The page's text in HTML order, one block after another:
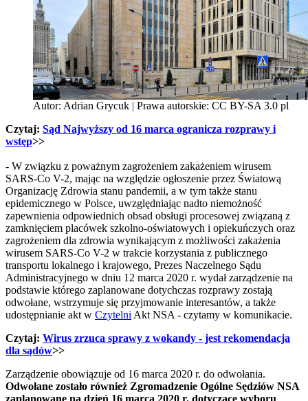
Autor: Adrian Grycuk | Prawa autorskie: CC BY-SA 3.0 pl
Czytaj: Sąd Najwyższy od 16 marca ogranicza rozprawy i
wstęp>>
- W związku z poważnym zagrożeniem zakażeniem wirusem
SARS-Co V-2, mając na względzie ogłoszenie przez Światową
Organizację Zdrowia stanu pandemii, a w tym także stanu
epidemicznego w Polsce, uwzględniając nadto niemożność
zapewnienia odpowiednich obsad obsługi procesowej związaną z
zamknięciem placówek szkolno-oświatowych i opiekuńczych oraz
zagrożeniem dla zdrowia wynikającym z możliwości zakażenia
wirusem SARS-Co V-2 w trakcie korzystania z publicznego
transportu lokalnego i krajowego, Prezes Naczelnego Sądu
Administracyjnego w dniu 12 marca 2020 r. wydał zarządzenie na
podstawie którego zaplanowane dotychczas rozprawy zostają
odwołane, wstrzymuje się przyjmowanie interesantów, a także
udostępnianie akt w Czytelni Akt NSA - czytamy w komunikacie.
Czytaj: Wirus zrzuca sprawy z wokandy - jest rekomendacja
dla sądów>>
Zarządzenie obowiązuje od 16 marca 2020 r. do odwołania.
Odwołane zostało również Zgromadzenie Ogólne Sędziów NSA
zaplanowane na dzień 16 marca 2020 r. dotyczące wyboru